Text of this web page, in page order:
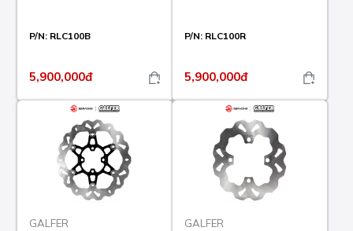
P/N: RLC100B
5,900,000đ
P/N: RLC100R
5,900,000đ
GALFER
GALFER